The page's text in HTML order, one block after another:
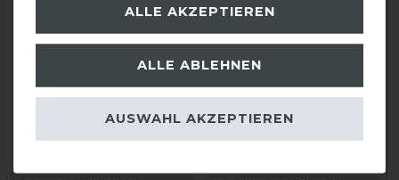
ALLE AKZEPTIEREN
ALLE ABLEHNEN
AUSWAHL AKZEPTIEREN